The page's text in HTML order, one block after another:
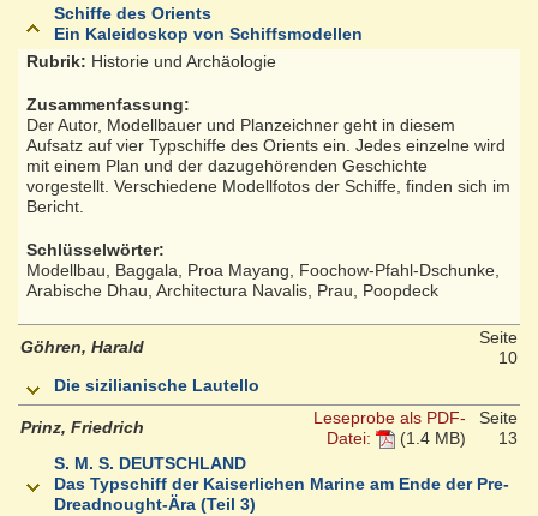
Schiffe des Orients
Ein Kaleidoskop von Schiffsmodellen
Rubrik: Historie und Archäologie
Zusammenfassung:
Der Autor, Modellbauer und Planzeichner geht in diesem
Aufsatz auf vier Typschiffe des Orients ein. Jedes einzelne wird
mit einem Plan und der dazugehörenden Geschichte
vorgestellt. Verschiedene Modellfotos der Schiffe, finden sich im
Bericht.
Schlüsselwörter:
Modellbau, Baggala, Proa Mayang, Foochow-Pfahl-Dschunke,
Arabische Dhau, Architectura Navalis, Prau, Poopdeck
Göhren, Harald
Seite
10
Die sizilianische Lautello
Prinz, Friedrich
Leseprobe als PDF-
Datei:
(1.4 MB)
Seite
13
S. M. S. DEUTSCHLAND
Das Typschiff der Kaiserlichen Marine am Ende der Pre-
Dreadnought-Ära (Teil 3)